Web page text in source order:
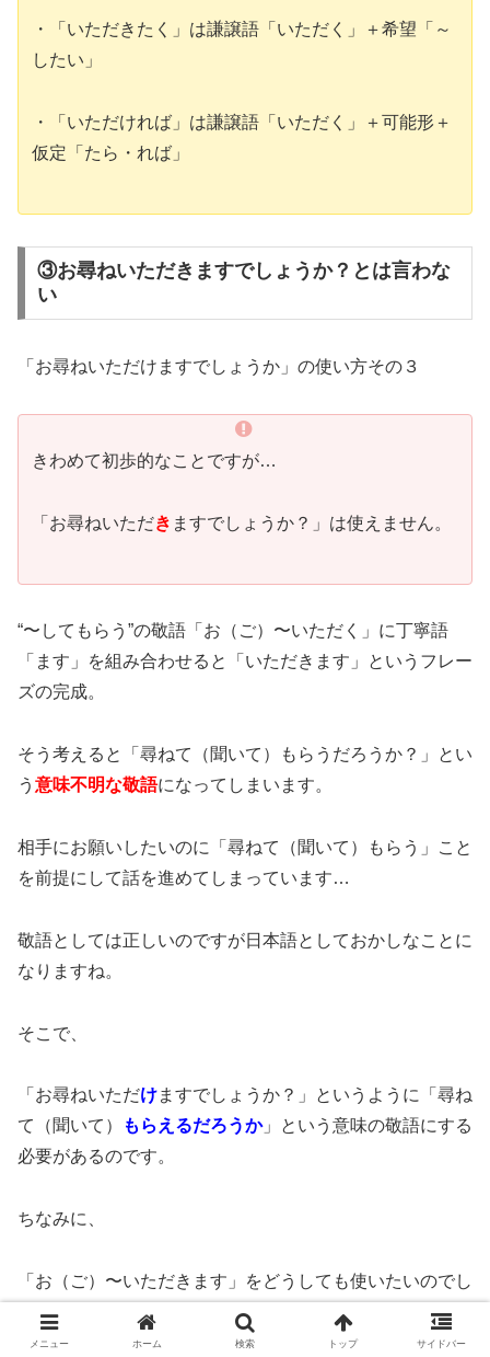
・「いただきたく」は謙譲語「いただく」＋希望「～
したい」
・「いただければ」は謙譲語「いただく」＋可能形＋
仮定「たら・れば」
③お尋ねいただきますでしょうか？とは言わな
い
「お尋ねいただけますでしょうか」の使い方その３
きわめて初歩的なことですが…
「お尋ねいただき ますでしょうか？」は使えません。
“〜してもらう”の敬語「お（ご）〜いただく」に丁寧語
「ます」を組み合わせると「いただきます」というフレー
ズの完成。
そう考えると「尋ねて（聞いて）もらうだろうか？」とい
う 意味不明な敬語になってしまいます。
相手にお願いしたいのに「尋ねて（聞いて）もらう」こと
を前提にして話を進めてしまっています…
敬語としては正しいのですが日本語としておかしなことに
なりますね。
そこで、
「お尋ねいただけますでしょうか？」というように「尋ね
て（聞いて）
もらえるだろうか」という意味の敬語にする
必要があるのです。
ちなみに、
「お（ご）〜いただきます」をどうしても使いたいのでし
たら「お尋ね
いただきますようお願い致します
」とすれば
正しい敬語になります。
メニュー ホーム 検索 トップ サイドバー